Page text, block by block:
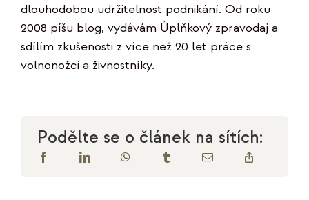
dlouhodobou udržitelnost podnikání. Od roku
2008 píšu blog, vydávám Úplňkový zpravodaj a
sdílím zkušenosti z více než 20 let práce s
volnonožci a živnostníky.
Podělte se o článek na sítích: